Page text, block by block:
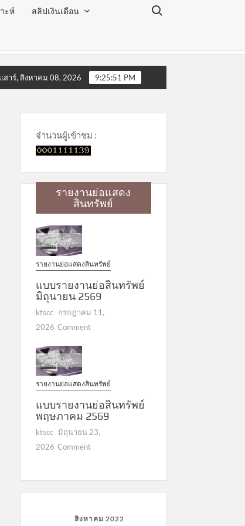
ะห์ สลิปเงินเดือน
Search for:
นสิงหาคม 2569 โครงการโลกสวย ตาใส ไร้ต้อกระจก
สาร์, สิงหาคม 08, 2026 9:25:51 PM
จำนวนผู้เข้าชม :
รายงานย่อแสดง
สินทรัพย์
รายงานย่อแสดงสินทรัพย์
แบบรายงานย่อสินทรัพย์
มิถุนายน 2569
ktscc กรกฎาคม 11,
2026 Commenton
มิถุนายน
2569
รายงานย่อแสดงสินทรัพย์
แบบรายงานย่อสินทรัพย์
พฤษภาคม 2569
ktscc มิถุนายน 23,
2026 Commenton
2569
สิงหาคม 2022